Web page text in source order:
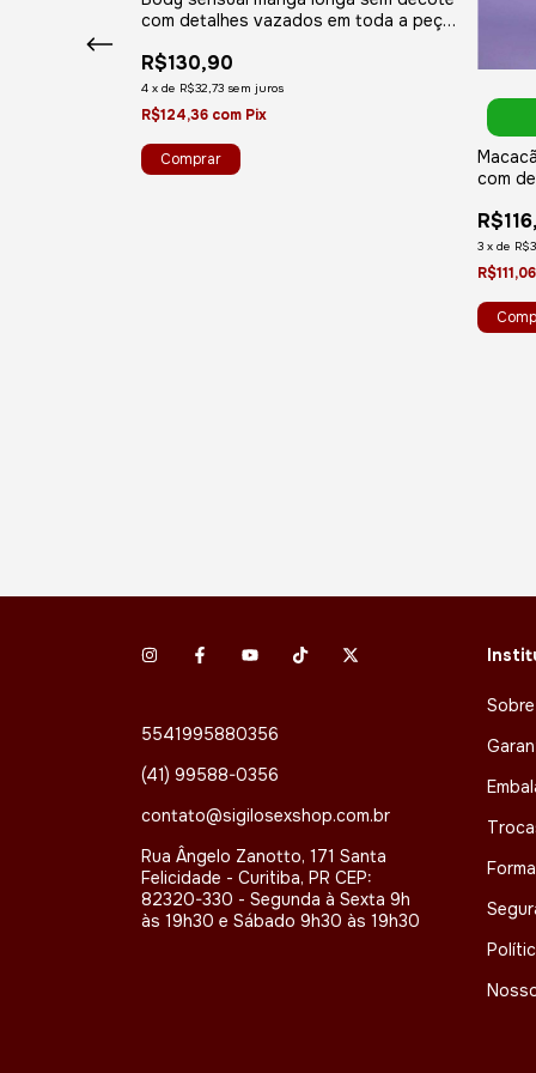
com detalhes vazados em toda a peça
R$130,90
4 x de R$32,73 sem juros
R$124,36 com Pix
com
3 x de
R$111,06
5541995880356
(41) 99588-0356
contato@sigilosexshop.com.br
Rua Ângelo Zanotto, 171 Santa
Felicidade - Curitiba, PR CEP:
82320-330 - Segunda à Sexta 9h
às 19h30 e Sábado 9h30 às 19h30